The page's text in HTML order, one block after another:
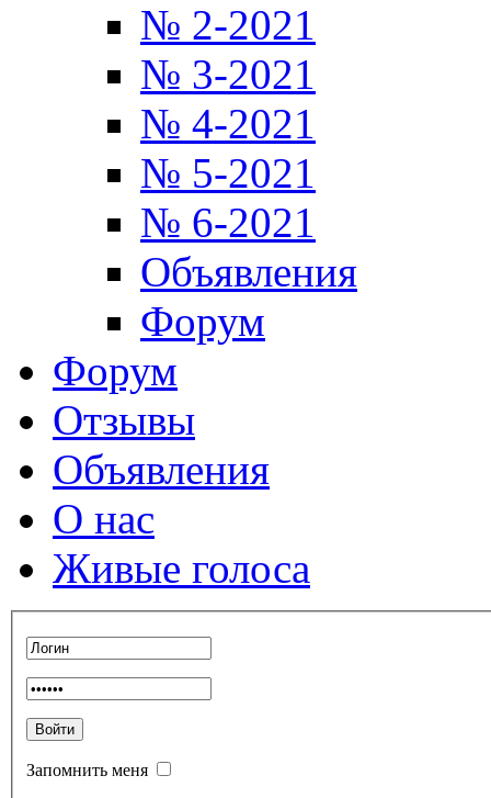
№ 2-2021
№ 3-2021
№ 4-2021
№ 5-2021
№ 6-2021
Объявления
Форум
Форум
Отзывы
Объявления
О нас
Живые голоса
Запомнить меня